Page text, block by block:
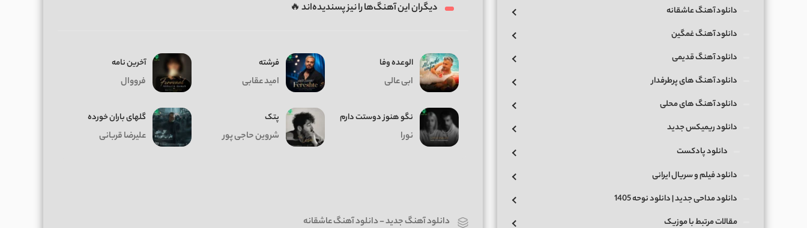
دیگران این آهنگ‌ها را نیز پسندیده‌اند 🔥
الوعده وفا
ابی عالی
فرشته
امید عقابی
آخرین نامه
فرووال
نگو هنوز دوستت دارم
نورا
پتک
شروین حاجی پور
گلهای باران خورده
علیرضا قربانی
دانلود آهنگ جدید-دانلود آهنگ عاشقانه
دانلود آهنگ عاشقانه
دانلود آهنگ غمگین
دانلود آهنگ قدیمی
دانلود آهنگ های پرطرفدار
دانلود آهنگ های محلی
دانلود ریمیکس جدید
دانلود پادکست
دانلود فیلم و سریال ایرانی
دانلود مداحی جدید | دانلود نوحه 1405
مقالات مرتبط با موزیک